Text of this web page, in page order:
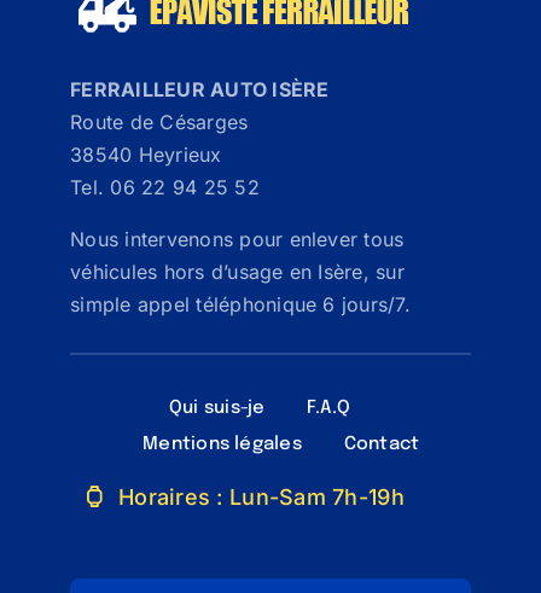
FERRAILLEUR AUTO ISÈRE
Route de Césarges
38540 Heyrieux
Tel. 06 22 94 25 52
Nous intervenons pour enlever tous
véhicules hors d’usage en Isère, sur
simple appel téléphonique 6 jours/7.
Qui suis-je
F.A.Q
Mentions légales
Contact
Horaires : Lun-Sam 7h-19h